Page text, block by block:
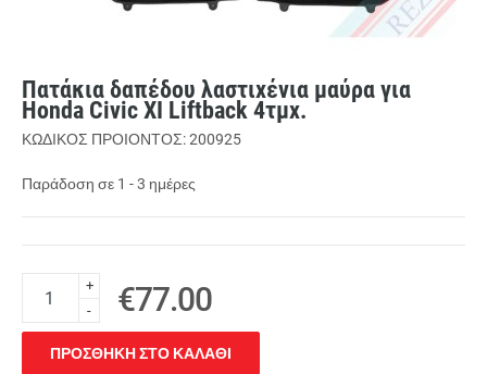
Πατάκια δαπέδου λαστιχένια μαύρα για
Honda Civic XI Liftback 4τμχ.
ΚΩΔΙΚΟΣ ΠΡΟΙΟΝΤΟΣ: 200925
Παράδοση σε 1 - 3 ημέρες
+
-
€77.00
ΠΡΟΣΘΗΚΗ ΣΤΟ ΚΑΛΑΘΙ